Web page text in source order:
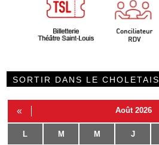
SORTIR DANS LE CHOLETAIS
« Août 2026
L M M J